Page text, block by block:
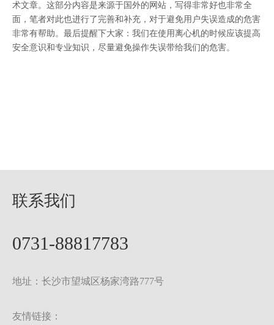
术文章。这部分内容是来源于国外的网站，写得非常好也非常全
面，笔者对此也进行了完善和补充，对于避免用户失误造成的危害
非常有帮助。最后提醒下大家：我们在使用离心机的时候应该提高
安全意识和专业知识，尽量避免操作失误带给我们的危害。
联系我们
0731-88817783
地址：长沙市望城区杨家湾路777号
友情链接：